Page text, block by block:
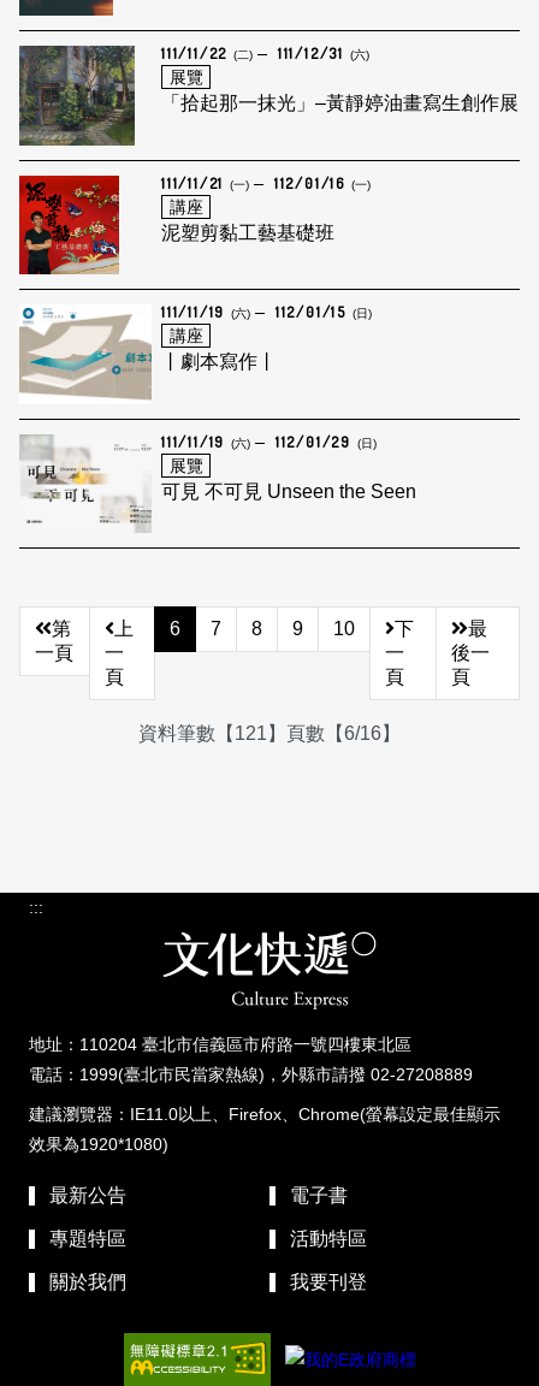
111/11/22 (二) 111/12/31 (六)
展覽
「拾起那一抹光」–黃靜婷油畫寫生創作展
111/11/21 (一) 112/01/16 (一)
講座
泥塑剪黏工藝基礎班
111/11/19 (六) 112/01/15 (日)
講座
丨劇本寫作丨
111/11/19 (六) 112/01/29 (日)
展覽
可見 不可見 Unseen the Seen
第
一頁
上
一
頁
6 7 8 9 10
下
一
頁
最
後一
頁
資料筆數【121】頁數【6/16】
:::
地址：110204 臺北市信義區市府路一號四樓東北區
電話：1999(臺北市民當家熱線)，外縣市請撥 02-27208889
建議瀏覽器：IE11.0以上、Firefox、Chrome(螢幕設定最佳顯示
效果為1920*1080)
最新公告 電子書
專題特區 活動特區
關於我們 我要刊登